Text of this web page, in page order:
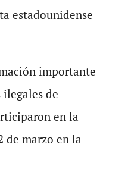
estadounidense
importante
ilegales de
en la
de marzo en la